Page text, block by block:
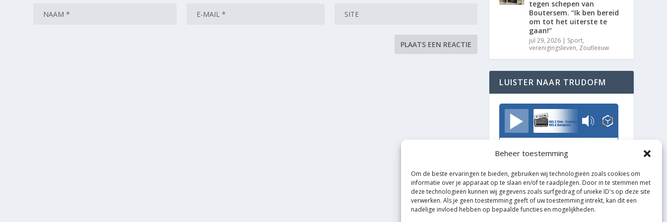
Beheer toestemming
Om de beste ervaringen te bieden, gebruiken wij technologieën zoals cookies om
informatie over je apparaat op te slaan en/of te raadplegen. Door in te stemmen met
deze technologieën kunnen wij gegevens zoals surfgedrag of unieke ID's op deze site
verwerken. Als je geen toestemming geeft of uw toestemming intrekt, kan dit een
nadelige invloed hebben op bepaalde functies en mogelijkheden.
tegen schepen van
Boutersem. “Ik ben bereid
om tot het uiterste te
gaan!”
jul 29, 2026 | Sport,
verenigingsleven, Zoutleeuw
LUISTER NAAR TRUDOFM
TrudoFM